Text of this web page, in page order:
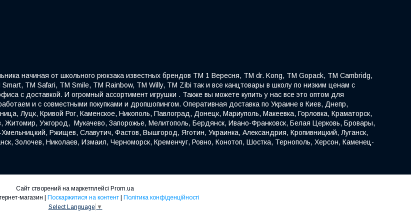
начиная от школьного рюкзака известных брендов ТМ 1 Вересня, TM dr. Kong, ТМ Gopack, ТМ Cambridg,
ТМ Safari, ТМ Smile, ТМ Rainbow, ТМ Willy, ТМ Zibi так и все канцтовары в школу по низким ценам с
с доставкой. И огромный ассортимент игрушки . Также вы можете купить у нас все это оптом для
и с совместными покупками и дропшопингом. Оперативная доставка по Украине в Киев, Днепр,
Луцк, Кривой Рог, Каменское, Никополь, Павлоград, Донецк, Мариуполь, Макеевка, Горловка, Краматорск,
Житомир, Ужгород, Мукачево, Запорожье, Мелитополь, Бердянск, Ивано-Франковск, Белая Церковь, Бровары,
Ржищев, Славутич, Фастов, Вышгород, Яготин, Украинка, Александрия, Кропивницкий, Луганск,
Золочев, Николаев, Измаил, Черноморск, Кременчуг, Ровно, Конотоп, Шостка, Тернополь, Херсон, Каменец-
Сайт створений на маркетплейсі Prom.ua
Поскаржитися на контент
Політика конфіденційності
Select Language ▼